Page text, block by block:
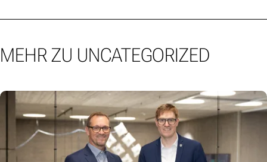
MEHR ZU UNCATEGORIZED